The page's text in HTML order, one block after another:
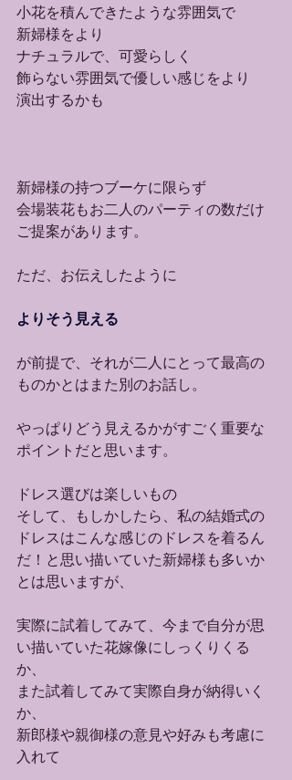
小花を積んできたような雰囲気で
新婦様をより
ナチュラルで、可愛らしく
飾らない雰囲気で優しい感じをより
演出するかも
新婦様の持つブーケに限らず
会場装花もお二人のパーティの数だけ
ご提案があります。
ただ、お伝えしたように
よりそう見える
が前提で、それが二人にとって最高の
ものかとはまた別のお話し。
やっぱりどう見えるかがすごく重要な
ポイントだと思います。
ドレス選びは楽しいもの
そして、もしかしたら、私の結婚式の
ドレスはこんな感じのドレスを着るん
だ！と思い描いていた新婦様も多いか
とは思いますが、
実際に試着してみて、今まで自分が思
い描いていた花嫁像にしっくりくる
か、
また試着してみて実際自身が納得いく
か、
新郎様や親御様の意見や好みも考慮に
入れて